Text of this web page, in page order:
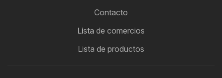
Contacto
Lista de comercios
Lista de productos